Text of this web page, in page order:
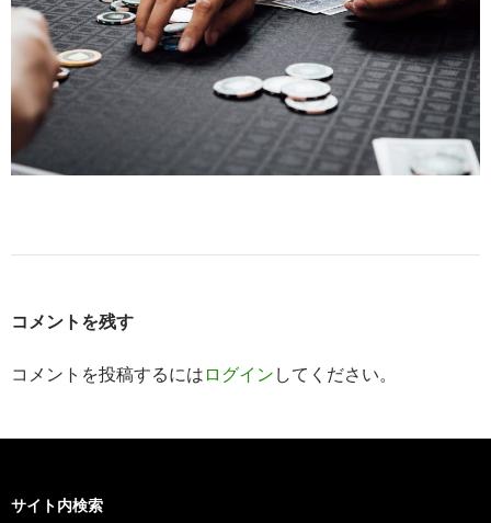
コメントを残す
コメントを投稿するには ログイン してください。
サイト内検索